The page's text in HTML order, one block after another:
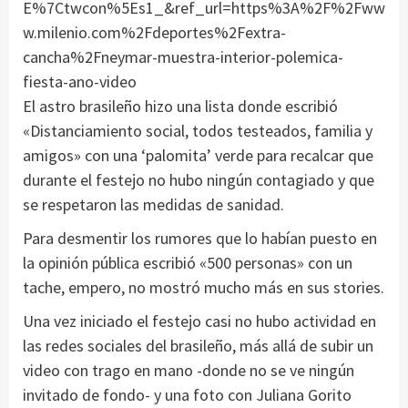
E%7Ctwcon%5Es1_&ref_url=https%3A%2F%2Fww
w.milenio.com%2Fdeportes%2Fextra-
cancha%2Fneymar-muestra-interior-polemica-
fiesta-ano-video
El astro brasileño hizo una lista donde escribió
«Distanciamiento social, todos testeados, familia y
amigos» con una ‘palomita’ verde para recalcar que
durante el festejo no hubo ningún contagiado y que
se respetaron las medidas de sanidad.
Para desmentir los rumores que lo habían puesto en
la opinión pública escribió «500 personas» con un
tache, empero, no mostró mucho más en sus stories.
Una vez iniciado el festejo casi no hubo actividad en
las redes sociales del brasileño, más allá de subir un
video con trago en mano -donde no se ve ningún
invitado de fondo- y una foto con Juliana Gorito